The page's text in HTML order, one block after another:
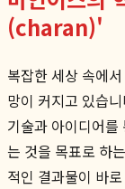
(charan)'
복잡한 세상 속에
망이 커지고 있습
기술과 아이디어
는 것을 목표로 하
적인 결과물이 바